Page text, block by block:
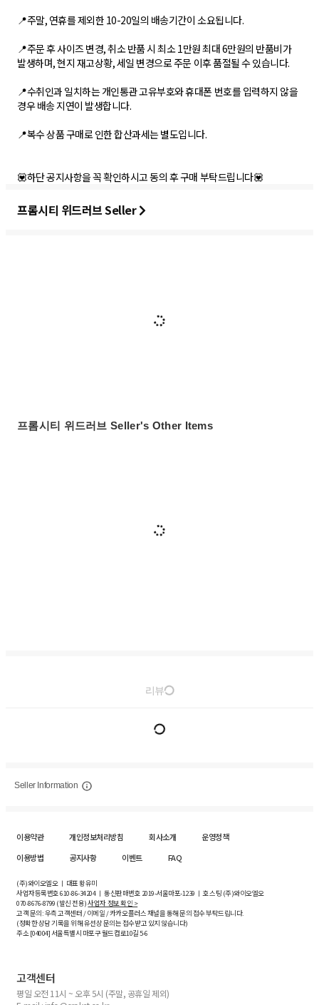
📍주말, 연휴를 제외한 10-20일의 배송기간이 소요됩니다.
📍주문 후 사이즈 변경, 취소 반품 시 최소 1만원 최대 6만원의 반품비가
발생하며, 현지 재고상황, 세일 변경으로 주문 이후 품절될 수 있습니다.
📍수취인과 일치하는 개인통관 고유부호와 휴대폰 번호를 입력하지 않을
경우 배송 지연이 발생합니다.
📍복수 상품 구매로 인한 합산과세는 별도입니다.
💟하단 공지사항을 꼭 확인하시고 동의 후 구매 부탁드립니다💟
프롬시티 위드러브 Seller
프롬시티 위드러브 Seller's Other Items
리뷰
Seller Information
이용약관 개인정보처리방침 회사소개
운영정책
이용방법
공지사항 이벤트 FAQ
(주)와이오엘오 ㅣ 대표 황유미
사업자등록번호610-86-34204ㅣ 통신판매번호 2019-서울마포-1239 ㅣ 호스팅 (주)와이오엘오
070-8676-8799 (발신 전용)사업자 정보 확인 >
고객 문의: 우측 고객센터 / 이메일 / 카카오플러스 채널을 통해 문의 접수 부탁드립니다.
(정확한 상담 기록을 위해 유선상 문의는 접수받고 있지 않습니다)
주소 [04004] 서울특별시 마포구 월드컵로10길5-6
고객센터
평일 오전 11시 ~ 오후 5시 (주말, 공휴일 제외)